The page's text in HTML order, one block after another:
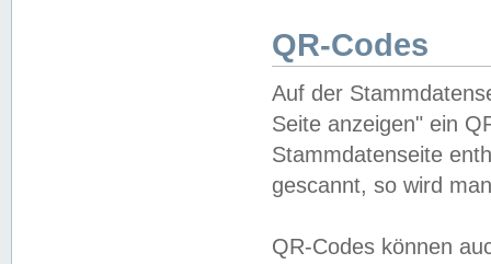
QR-Codes
Auf der
Seite anzeigen" ein
Stammdatenseite
gescannt, so wird
QR-Codes können